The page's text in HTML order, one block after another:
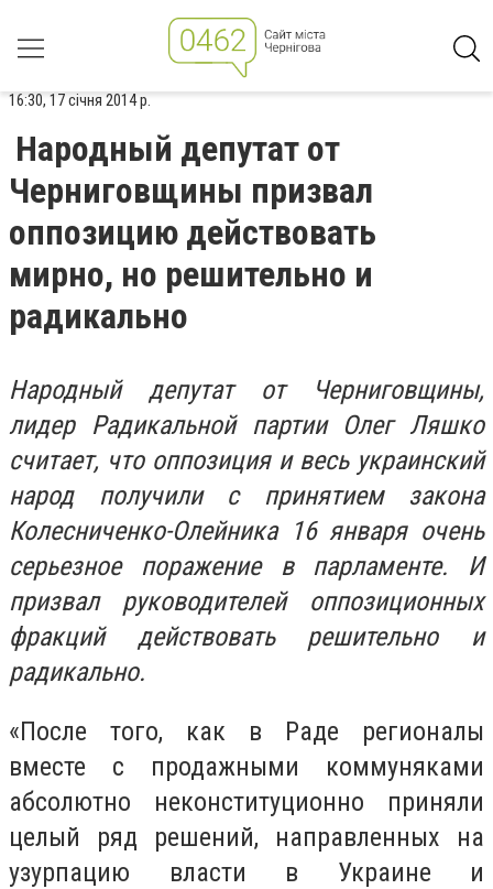
16:30, 17 січня 2014 р.
Народный депутат от
Черниговщины призвал
оппозицию действовать
мирно, но решительно и
радикально
Народный депутат от Черниговщины,
лидер Радикальной партии Олег Ляшко
считает, что оппозиция и весь украинский
народ получили с принятием закона
Колесниченко-Олейника 16 января очень
серьезное поражение в парламенте. И
призвал руководителей оппозиционных
фракций действовать решительно и
радикально.
«После того, как в Раде регионалы
вместе с продажными коммуняками
абсолютно неконституционно приняли
целый ряд решений, направленных на
узурпацию власти в Украине и